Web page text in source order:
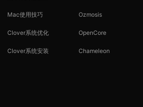
Mac使用技巧
Clover系统优化
Clover系统安装
Ozmosis
OpenCore
Chameleon